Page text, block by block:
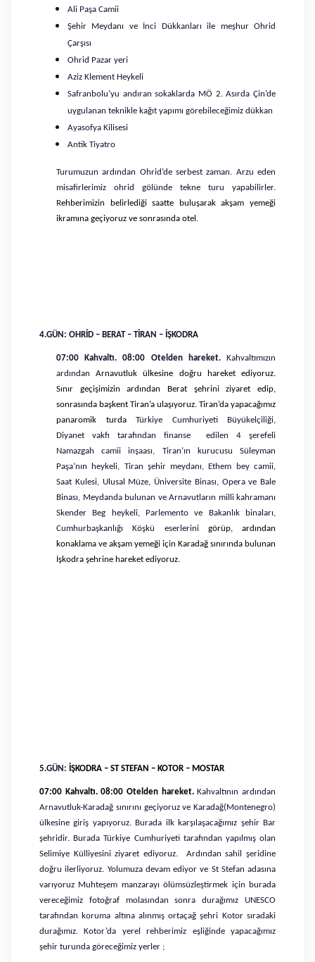
Ali Paşa Camii
Şehir Meydanı ve İnci Dükkanları ile meşhur Ohrid
Çarşısı
Ohrid Pazar yeri
Aziz Klement Heykeli
Safranbolu’yu andıran sokaklarda MÖ 2. Asırda Çin’de
uygulanan teknikle kağıt yapımı görebileceğimiz dükkan
Ayasofya Kilisesi
Antik Tiyatro
Turumuzun ardından Ohrid’de serbest zaman. Arzu eden
misafirlerimiz ohrid gölünde tekne turu yapabilirler.
Rehberimizin belirlediği saatte buluşarak akşam yemeği
ikramına geçiyoruz ve sonrasında otel.
4.GÜN: OHRİD – BERAT – TİRAN – İŞKODRA
07:00 Kahvaltı. 08:00 Otelden hareket. Kahvaltımızın
ardındanArnavutluk ülkesine doğru hareket ediyoruz.
Sınır geçişimizin ardından Berat şehrini ziyaret edip,
sonrasında başkent Tiran’a ulaşıyoruz. Tiran’da yapacağımız
panaromik turda Türkiye Cumhuriyeti Büyükelçiliği,
Diyanet vakfı tarafından finanse edilen 4 şerefeli
Namazgah camii inşaası, Tiran’ın kurucusu Süleyman
Paşa’nın heykeli, Tiran şehir meydanı, Ethem bey camii,
Saat Kulesi, Ulusal Müze, Üniversite Binası, Opera ve Bale
Binası, Meydanda bulunan ve Arnavutların milli kahramanı
Skender Beg heykeli, Parlemento ve Bakanlık binaları,
Cumhurbaşkanlığı Köşkü eserlerini görüp, ardından
konaklama ve akşam yemeği için Karadağ sınırında bulunan
İşkodra şehrine hareket ediyoruz.
5.GÜN: İŞKODRA – ST STEFAN – KOTOR – MOSTAR
07:00 Kahvaltı. 08:00 Otelden hareket.Kahvaltının ardından
Arnavutluk-Karadağ sınırını geçiyoruz ve Karadağ(Montenegro)
ülkesine giriş yapıyoruz. Burada ilk karşılaşacağımız şehir Bar
şehridir. Burada Türkiye Cumhuriyeti tarafından yapılmış olan
Selimiye Külliyesini ziyaret ediyoruz. Ardından sahil şeridine
doğru ilerliyoruz. Yolumuza devam ediyor ve St Stefan adasına
varıyoruz Muhteşem manzarayı ölümsüzleştirmek için burada
vereceğimiz fotoğraf molasından sonra durağımız UNESCO
tarafından koruma altına alınmış ortaçağ şehri Kotor sıradaki
durağımız. Kotor’da yerel rehberimiz eşliğinde yapacağımız
şehir turunda göreceğimiz yerler ;